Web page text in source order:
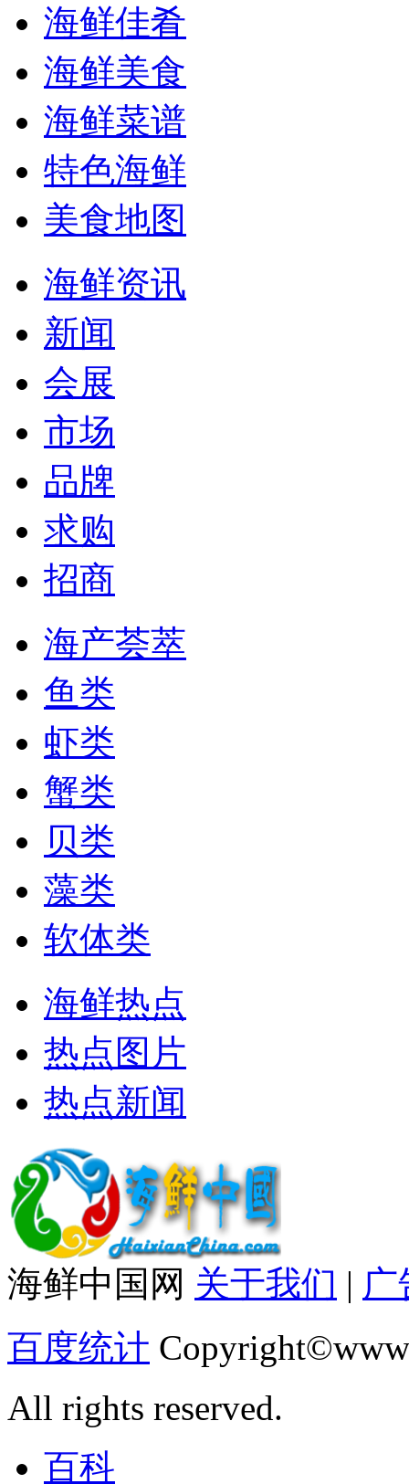
海鲜佳肴
海鲜美食
海鲜菜谱
特色海鲜
美食地图
海鲜资讯
新闻
会展
市场
品牌
求购
招商
海产荟萃
鱼类
虾类
蟹类
贝类
藻类
软体类
海鲜热点
热点图片
热点新闻
海鲜中国网 关于我们 | 广
百度统计
All rights reserved.
百科